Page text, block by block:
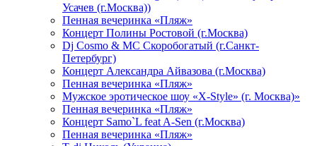
Усачев (г.Москва))
Пенная вечеринка «Пляж»
Концерт Полины Ростовой (г.Москва)
Dj Cosmo & МС Скоробогатый (г.Санкт-
Петербург)
Концерт Александра Айвазова (г.Москва)
Пенная вечеринка «Пляж»
Мужское эротическое шоу «X-Style» (г. Москва)»
Пенная вечеринка «Пляж»
Концерт Samo`L feat A-Sen (г.Москва)
Пенная вечеринка «Пляж»